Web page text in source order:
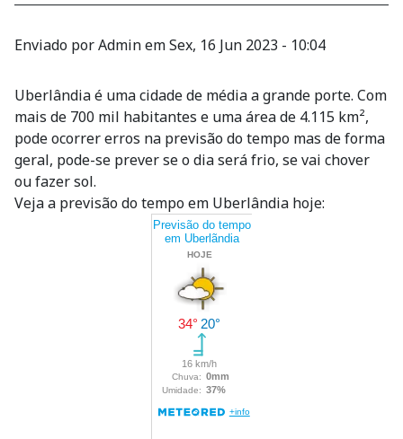
Enviado porAdminemSex, 16 Jun 2023 - 10:04
Uberlândia é uma cidade de média a grande porte. Com
mais de 700 mil habitantes e uma área de 4.115 km²,
pode ocorrer erros na previsão do tempo mas de forma
geral, pode-se prever se o dia será frio, se vai chover
ou fazer sol.
Veja a previsão do tempo em Uberlândia hoje: